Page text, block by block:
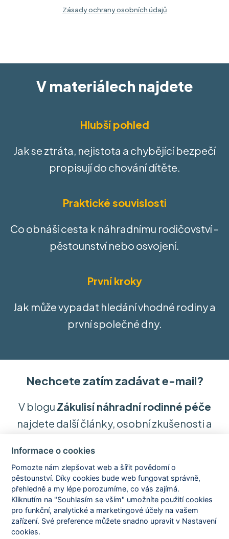
Zásady ochrany osobníchúdajů
V materiálech najdete
Hlubší pohled
Jak se ztráta, nejistota a chybějící bezpečí
propisují do chování dítěte.
Praktické souvislosti
Co obnáší cesta k náhradnímu rodičovství –
pěstounství nebo osvojení.
První kroky
Jak může vypadat hledání vhodné rodiny a
první společné dny.
Nechcete zatím zadávat e-mail?
V blogu Zákulisí náhradní rodinné péče
najdete další články, osobní zkušenosti a
života i o realitě náhradního rodičovství.
Přejít do Zákulisí
Informace o cookies
Pomozte nám zlepšovat web a šířit povědomí o
pěstounství. Díky cookies bude web fungovat správně,
přehledně a my lépe porozumíme, co vás zajímá.
Kliknutím na "Souhlasím se vším" umožníte použití cookies
pro funkční, analytické a marketingové účely na vašem
zařízení. Své preference můžete snadno upravit v Nastavení
cookies.